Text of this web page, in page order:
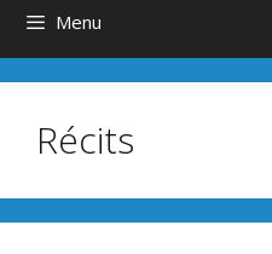
Menu
Récits